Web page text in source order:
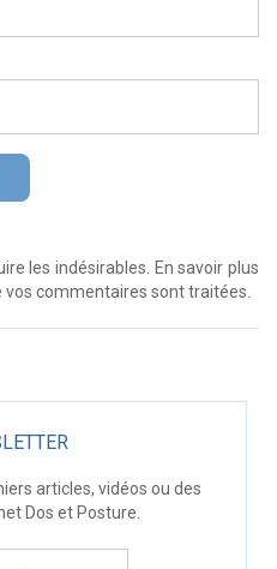
les indésirables.
En savoir plus
vos commentaires sont traitées
articles, vidéos ou des
Dos et Posture.